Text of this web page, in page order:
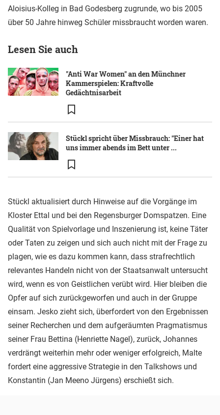
Aloisius-Kolleg in Bad Godesberg zugrunde, wo bis 2005
über 50 Jahre hinweg Schüler missbraucht worden waren.
Lesen Sie auch
"Anti War Women" an den Münchner
Kammerspielen: Kraftvolle
Gedächtnisarbeit
Stückl spricht über Missbrauch: "Einer hat
uns immer abends im Bett unter ...
Stückl aktualisiert durch Hinweise auf die Vorgänge im
Kloster Ettal und bei den Regensburger Domspatzen. Eine
Qualität von Spielvorlage und Inszenierung ist, keine Täter
oder Taten zu zeigen und sich auch nicht mit der Frage zu
plagen, wie es dazu kommen kann, dass strafrechtlich
relevantes Handeln nicht von der Staatsanwalt untersucht
wird, wenn es von Geistlichen verübt wird. Hier bleiben die
Opfer auf sich zurückgeworfen und auch in der Gruppe
einsam. Jesko zieht sich, überfordert von den Ergebnissen
seiner Recherchen und dem aufgeräumten Pragmatismus
seiner Frau Bettina (Henriette Nagel), zurück, Johannes
verdrängt weiterhin mehr oder weniger erfolgreich, Malte
fordert eine aggressive Strategie in den Talkshows und
Konstantin (Jan Meeno Jürgens) erschießt sich.